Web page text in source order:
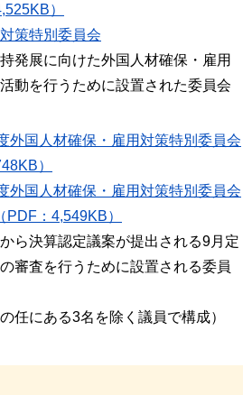
）
策特別委員会
発展に向けた外国人材確保・雇用
動を行うために設置された委員会
外国人材確保・雇用対策特別委員会
）
外国人材確保・雇用対策特別委員会
：4,549KB）
ら決算認定議案が提出される9月定
審査を行うために設置される委員
任にある3名を除く議員で構成）